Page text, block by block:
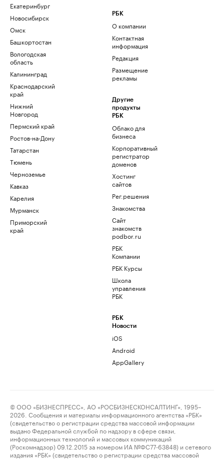
Екатеринбург
Новосибирск
Омск
Башкортостан
Вологодская
область
Калининград
Краснодарский
край
Нижний
Новгород
Пермский край
Ростов-на-Дону
Татарстан
Тюмень
Черноземье
Кавказ
Карелия
Мурманск
Приморский
край
РБК
О компании
Контактная
информация
Редакция
Размещение
рекламы
Другие
продукты
РБК
Облако для
бизнеса
Корпоративный
регистратор
доменов
Хостинг
сайтов
Рег.решения
Знакомства
Сайт
знакомств
podbor.ru
РБК
Компании
РБК Курсы
Школа
управления
РБК
РБК
Новости
iOS
Android
AppGallery
© ООО «БИЗНЕСПРЕСС», АО «РОСБИЗНЕСКОНСАЛТИНГ», 1995–
2026. Сообщения и материалы информационного агентства «РБК»
(свидетельство о регистрации средства массовой информации
выдано Федеральной службой по надзору в сфере связи,
информационных технологий и массовых коммуникаций
(Роскомнадзор) 09.12.2015 за номером ИА №ФС77-63848) и сетевого
издания «РБК» (свидетельство о регистрации средства массовой